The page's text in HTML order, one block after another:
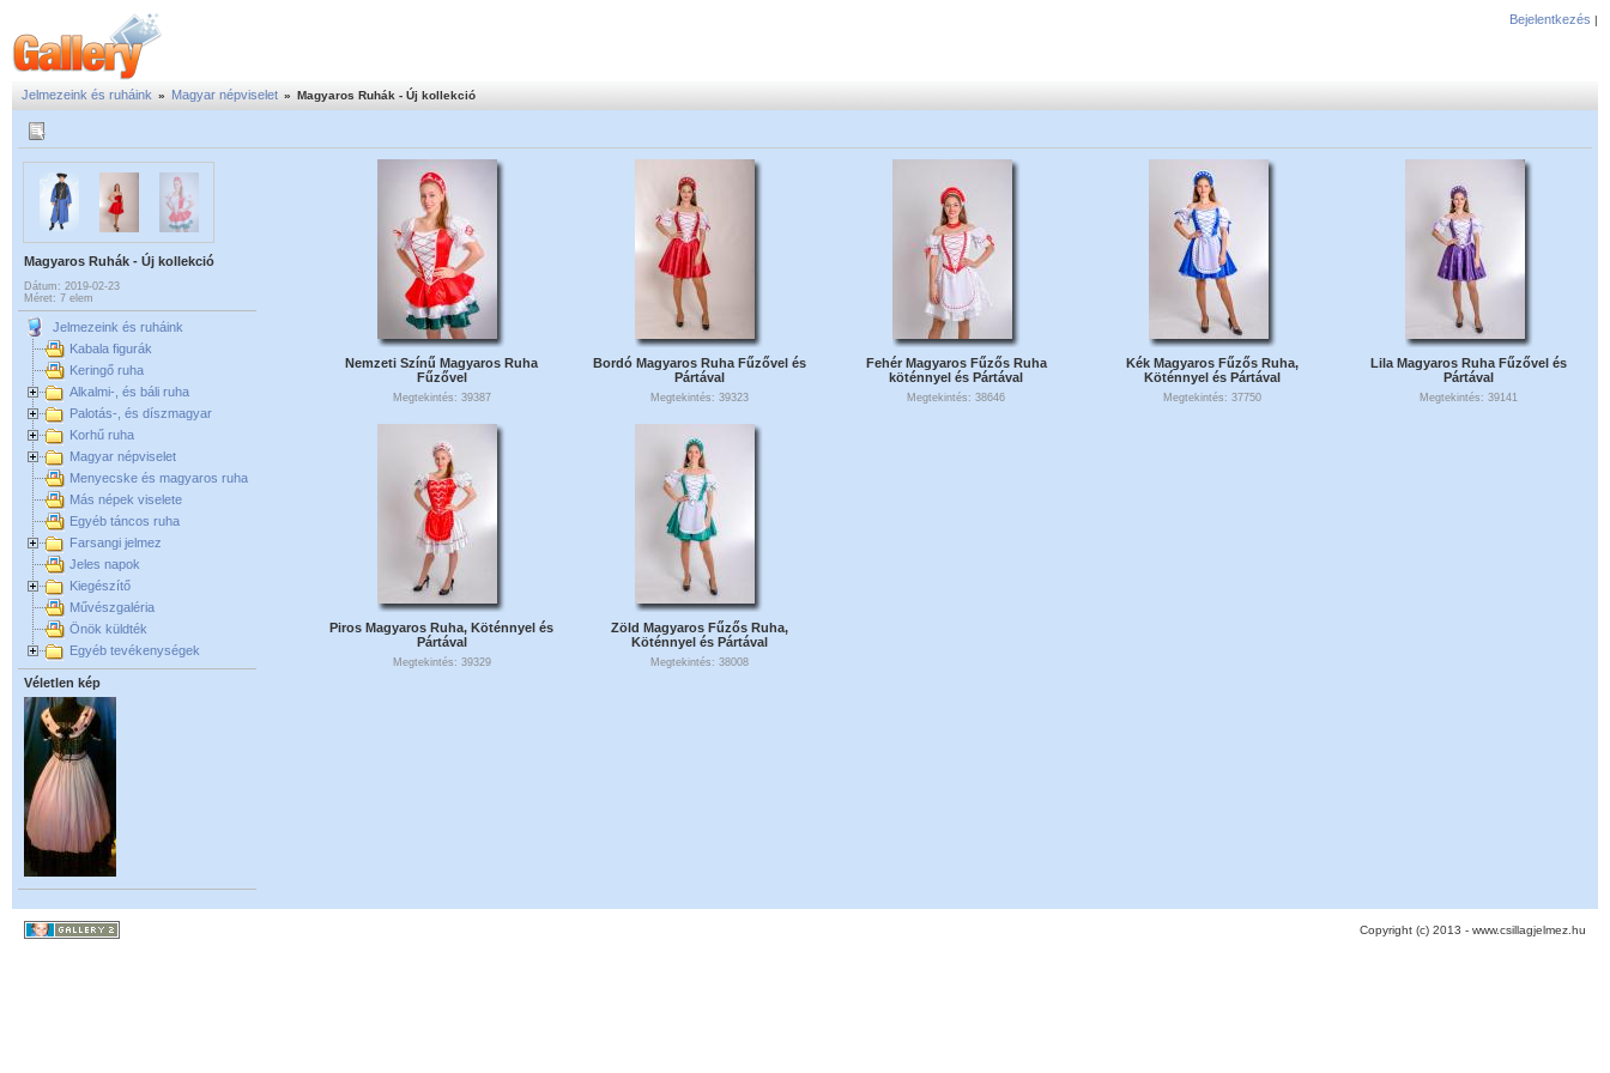
Bejelentkezés |
Jelmezeink és ruháink » Magyar népviselet » Magyaros Ruhák - Új kollekció
Magyaros Ruhák - Új kollekció
Dátum: 2019-02-23
Méret: 7 elem
Jelmezeink és ruháink
Kabala figurák
Keringő ruha
Alkalmi-, és báli ruha
Palotás-, és díszmagyar
Korhű ruha
Magyar népviselet
Menyecske és magyaros ruha
Más népek viselete
Egyéb táncos ruha
Farsangi jelmez
Jeles napok
Kiegészítő
Művészgaléria
Önök küldték
Egyéb tevékenységek
Véletlen kép
Nemzeti Színű Magyaros Ruha
Fűzővel
Megtekintés: 39387
Bordó Magyaros Ruha Fűzővel és
Pártával
Megtekintés: 39323
Fehér Magyaros Fűzős Ruha
köténnyel és Pártával
Megtekintés: 38646
Kék Magyaros Fűzős Ruha,
Köténnyel és Pártával
Megtekintés: 37750
Lila Magyaros Ruha Fűzővel és
Pártával
Megtekintés: 39141
Piros Magyaros Ruha, Köténnyel és
Pártával
Megtekintés: 39329
Zöld Magyaros Fűzős Ruha,
Köténnyel és Pártával
Megtekintés: 38008
Copyright (c) 2013 - www.csillagjelmez.hu